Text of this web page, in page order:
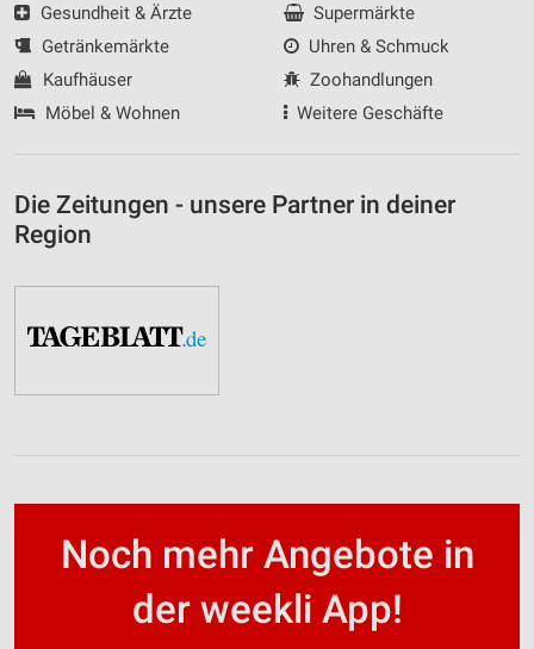
Gesundheit & Ärzte
Getränkemärkte
Kaufhäuser
Möbel & Wohnen
Supermärkte
Uhren & Schmuck
Zoohandlungen
Weitere Geschäfte
Die Zeitungen - unsere Partner in deiner
Region
Noch mehr Angebote in
der weekli App!